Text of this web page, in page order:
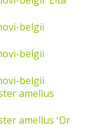
belgii
Otto